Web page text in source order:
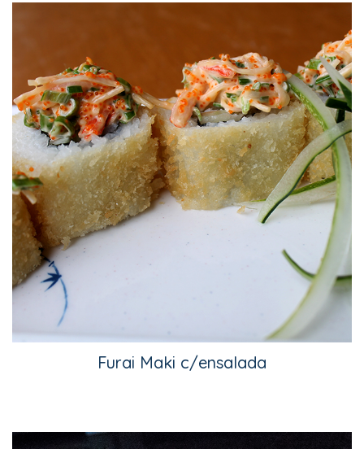
Furai Maki c/ensalada